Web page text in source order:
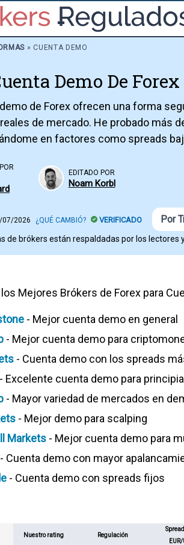
» CUENTA DEMO
Demo De Forex
de Forex ofrecen una forma
de mercado. He probado más
en factores como spreads
EDITADO POR
Noam Korbl
07/2026 ¿QUÉ CAMBIÓ? VERIFICADO Por
de brókers están respaldadas por los
Mejores Brókers de Forex para
- Mejor cuenta demo en general
- Mejor cuenta demo para
- Cuenta demo con los spreads
Excelente cuenta demo para
- Mayor variedad de mercados en
- Mejor demo para scalping
Markets - Mejor cuenta demo para
- Cuenta demo con mayor
- Cuenta demo con spreads fijos
Nuestro rating Regulación
EUR/